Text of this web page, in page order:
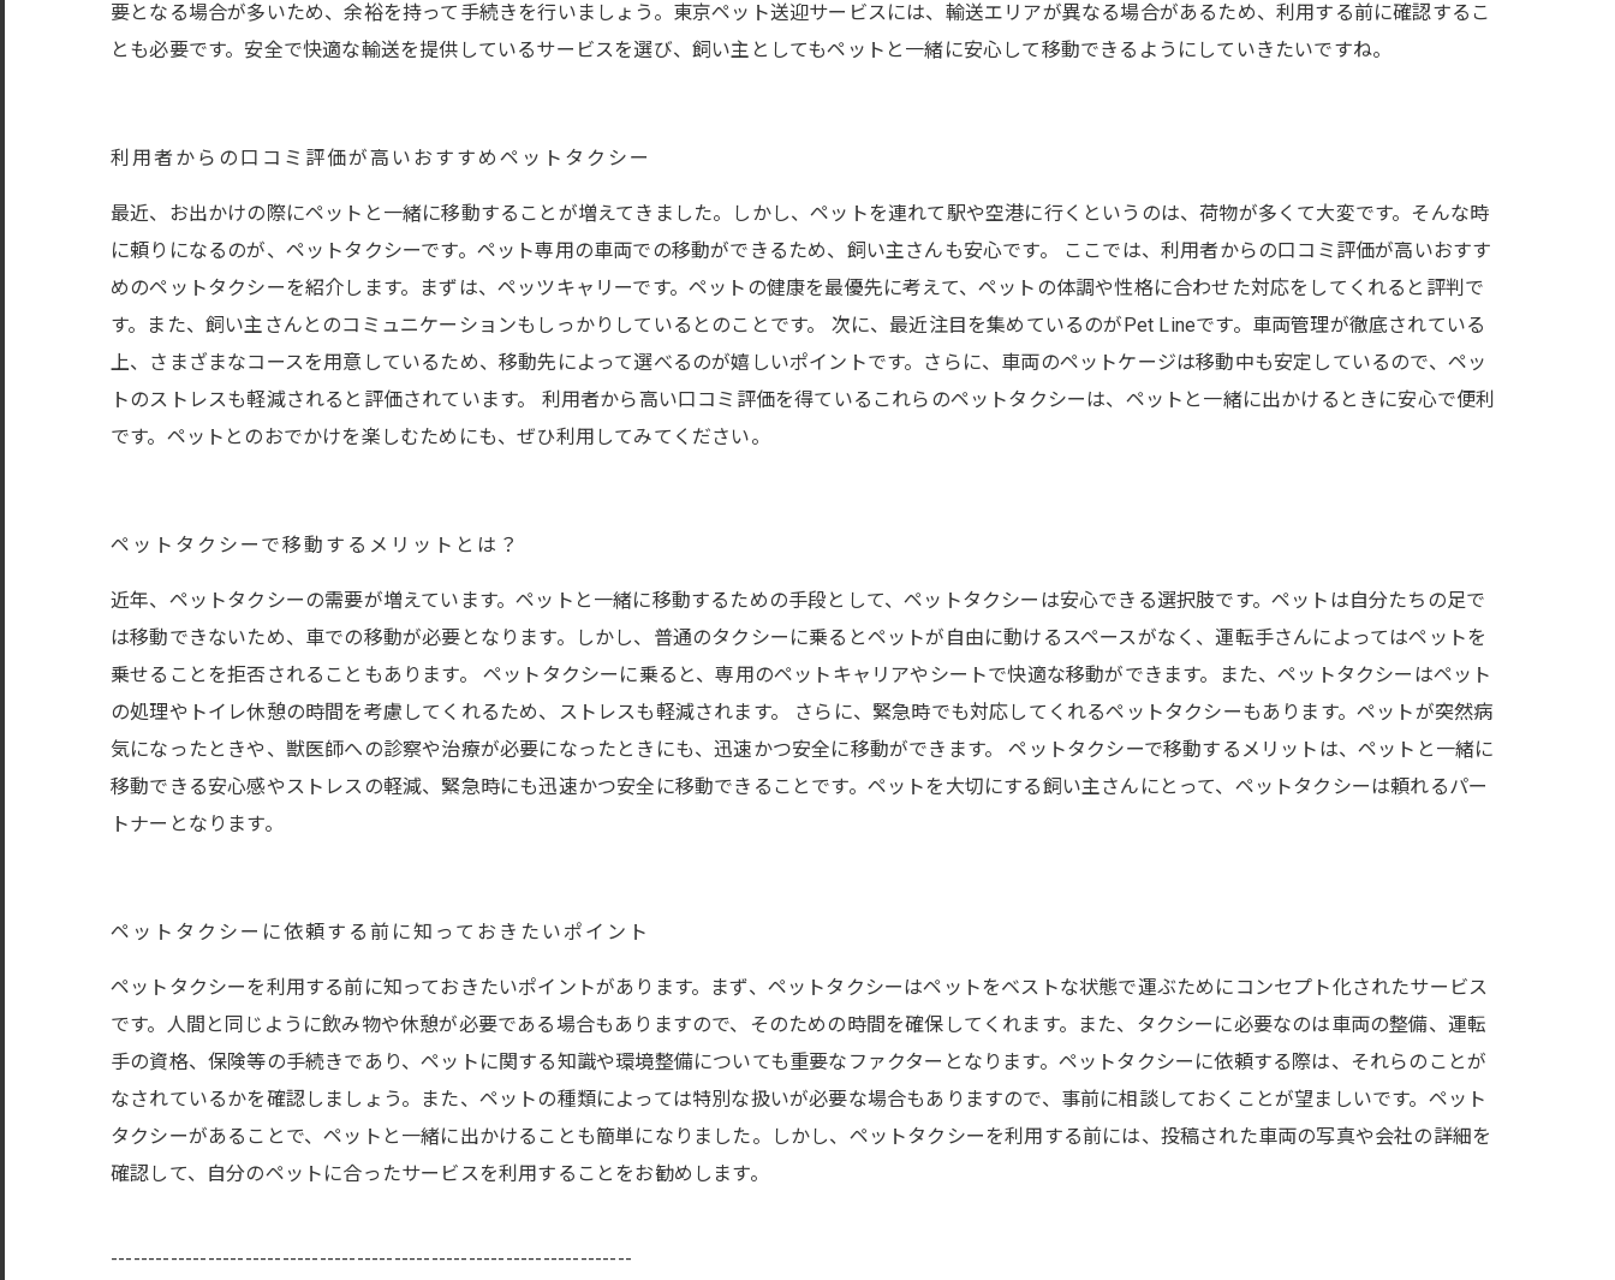
要となる場合が多いため、余裕を持って手続きを行いましょう。東京ペット送迎サービスには、輸送エリアが異なる場合があるため、利用する前に確認するこ
とも必要です。安全で快適な輸送を提供しているサービスを選び、飼い主としてもペットと一緒に安心して移動できるようにしていきたいですね。
利用者からの口コミ評価が高いおすすめペットタクシー
最近、お出かけの際にペットと一緒に移動することが増えてきました。しかし、ペットを連れて駅や空港に行くというのは、荷物が多くて大変です。そんな時
に頼りになるのが、ペットタクシーです。ペット専用の車両での移動ができるため、飼い主さんも安心です。 ここでは、利用者からの口コミ評価が高いおすす
めのペットタクシーを紹介します。まずは、ペッツキャリーです。ペットの健康を最優先に考えて、ペットの体調や性格に合わせた対応をしてくれると評判で
す。また、飼い主さんとのコミュニケーションもしっかりしているとのことです。 次に、最近注目を集めているのがPet Lineです。車両管理が徹底されている
上、さまざまなコースを用意しているため、移動先によって選べるのが嬉しいポイントです。さらに、車両のペットケージは移動中も安定しているので、ペッ
トのストレスも軽減されると評価されています。 利用者から高い口コミ評価を得ているこれらのペットタクシーは、ペットと一緒に出かけるときに安心で便利
です。ペットとのおでかけを楽しむためにも、ぜひ利用してみてください。
ペットタクシーで移動するメリットとは？
近年、ペットタクシーの需要が増えています。ペットと一緒に移動するための手段として、ペットタクシーは安心できる選択肢です。ペットは自分たちの足で
は移動できないため、車での移動が必要となります。しかし、普通のタクシーに乗るとペットが自由に動けるスペースがなく、運転手さんによってはペットを
乗せることを拒否されることもあります。 ペットタクシーに乗ると、専用のペットキャリアやシートで快適な移動ができます。また、ペットタクシーはペット
の処理やトイレ休憩の時間を考慮してくれるため、ストレスも軽減されます。 さらに、緊急時でも対応してくれるペットタクシーもあります。ペットが突然病
気になったときや、獣医師への診察や治療が必要になったときにも、迅速かつ安全に移動ができます。 ペットタクシーで移動するメリットは、ペットと一緒に
移動できる安心感やストレスの軽減、緊急時にも迅速かつ安全に移動できることです。ペットを大切にする飼い主さんにとって、ペットタクシーは頼れるパー
トナーとなります。
ペットタクシーに依頼する前に知っておきたいポイント
ペットタクシーを利用する前に知っておきたいポイントがあります。まず、ペットタクシーはペットをベストな状態で運ぶためにコンセプト化されたサービス
です。人間と同じように飲み物や休憩が必要である場合もありますので、そのための時間を確保してくれます。また、タクシーに必要なのは車両の整備、運転
手の資格、保険等の手続きであり、ペットに関する知識や環境整備についても重要なファクターとなります。ペットタクシーに依頼する際は、それらのことが
なされているかを確認しましょう。また、ペットの種類によっては特別な扱いが必要な場合もありますので、事前に相談しておくことが望ましいです。ペット
タクシーがあることで、ペットと一緒に出かけることも簡単になりました。しかし、ペットタクシーを利用する前には、投稿された車両の写真や会社の詳細を
確認して、自分のペットに合ったサービスを利用することをお勧めします。
----------------------------------------------------------------------